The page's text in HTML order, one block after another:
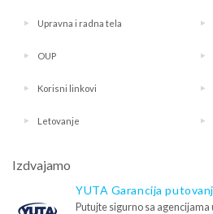
Upravna i radna tela
OUP
Korisni linkovi
Letovanje
Izdvajamo
YUTA Garancija
Putujte sigurno sa